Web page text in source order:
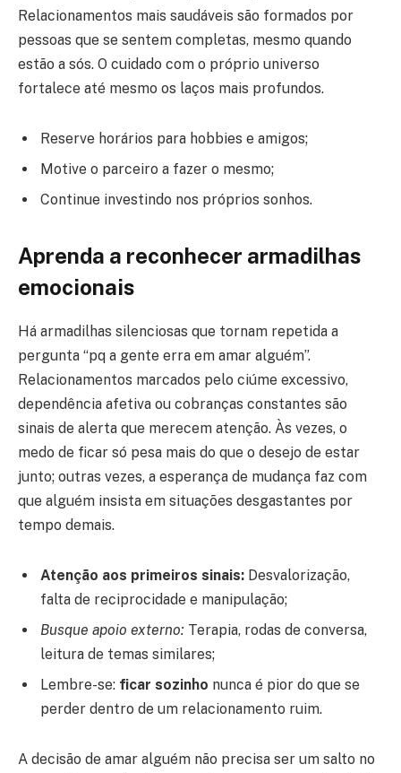
Relacionamentos mais saudáveis são formados por
pessoas que se sentem completas, mesmo quando
estão a sós. O cuidado com o próprio universo
fortalece até mesmo os laços mais profundos.
Reserve horários para hobbies e amigos;
Motive o parceiro a fazer o mesmo;
Continue investindo nos próprios sonhos.
Aprenda a reconhecer armadilhas
emocionais
Há armadilhas silenciosas que tornam repetida a
pergunta “pq a gente erra em amar alguém”.
Relacionamentos marcados pelo ciúme excessivo,
dependência afetiva ou cobranças constantes são
sinais de alerta que merecem atenção. Às vezes, o
medo de ficar só pesa mais do que o desejo de estar
junto; outras vezes, a esperança de mudança faz com
que alguém insista em situações desgastantes por
tempo demais.
Atenção aos primeiros sinais: Desvalorização,
falta de reciprocidade e manipulação;
Busque apoio externo: Terapia, rodas de conversa,
leitura de temas similares;
Lembre-se: ficar sozinho nunca é pior do que se
perder dentro de um relacionamento ruim.
A decisão de amar alguém não precisa ser um salto no